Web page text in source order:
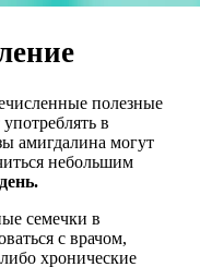
полезные
в
амигдалина могут
небольшим
семечки в
с врачом,
хронические